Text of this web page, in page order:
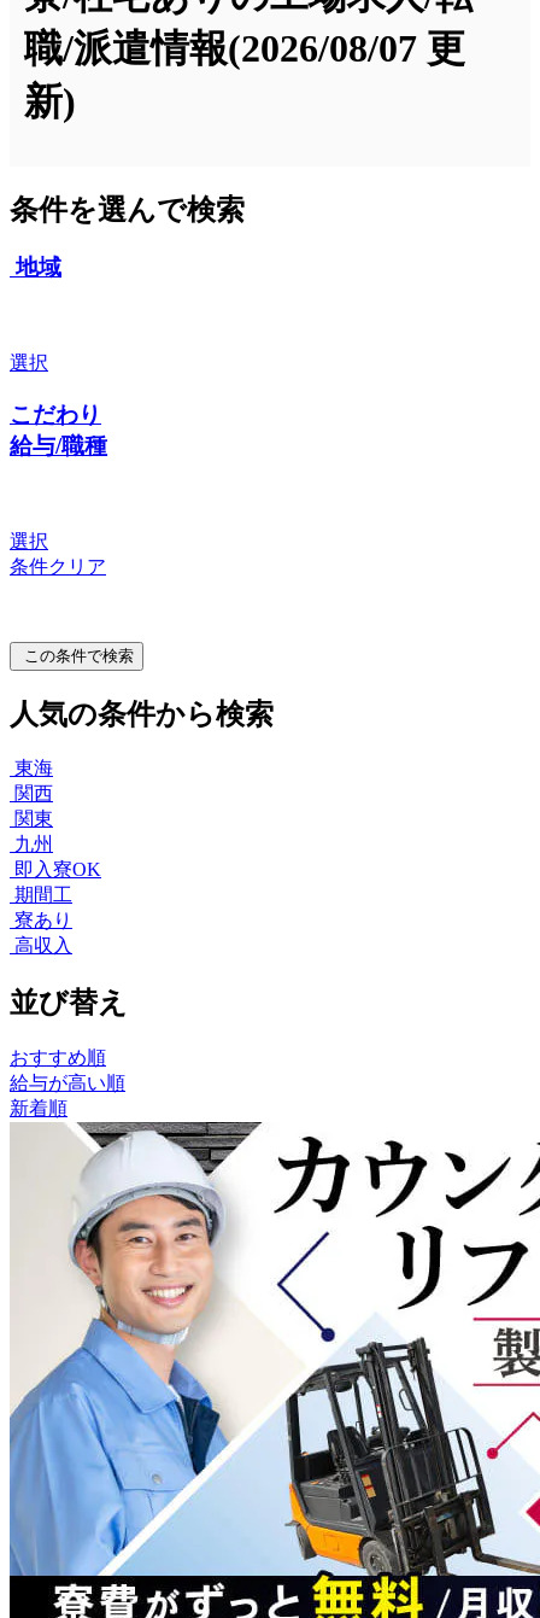
職/派遣情報(2026/08/07 更
新)
条件を選んで検索
地域
選択
こだわり
給与/職種
選択
条件クリア
この条件で検索
人気の条件から検索
東海
関西
関東
九州
即入寮OK
期間工
寮あり
高収入
並び替え
おすすめ順
給与が高い順
新着順